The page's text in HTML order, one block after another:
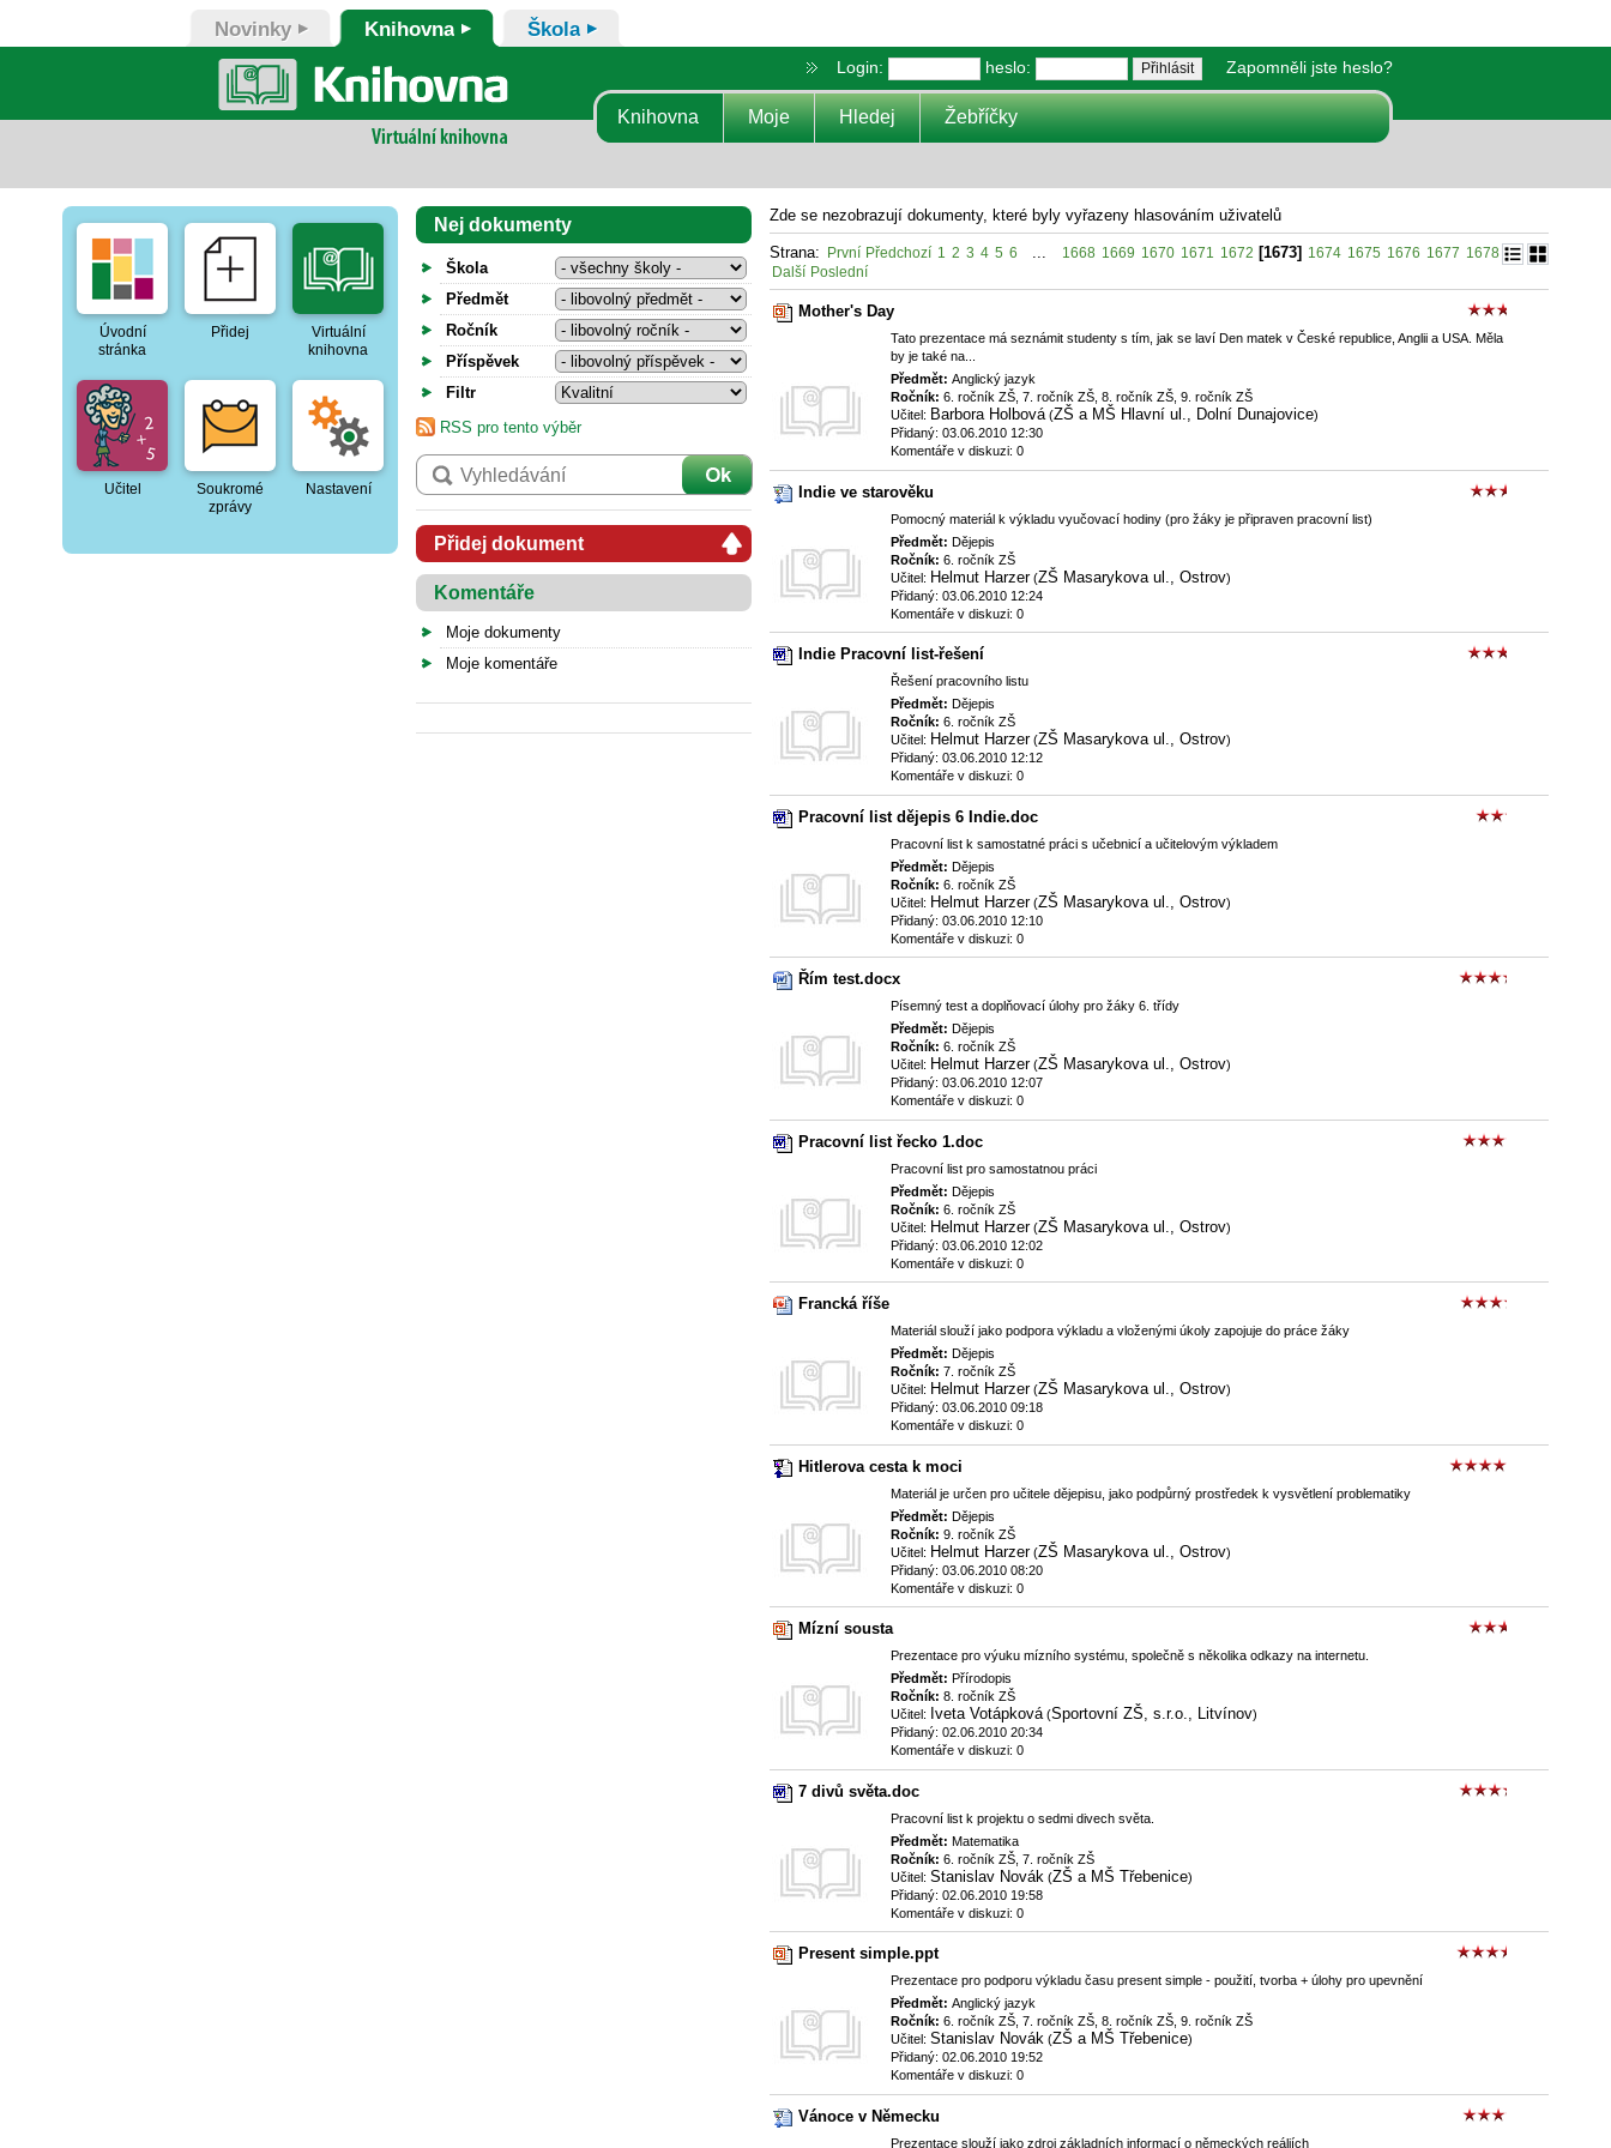
Novinky Knihovna Škola
Login: heslo: Zapomněli jste heslo?
Knihovna Moje Hledej Žebříčky
Úvodní
stránka
Přidej
Virtuální
knihovna
Učitel
Soukromé
zprávy
Nastavení
Nej dokumenty
Škola
Předmět
Ročník
Příspěvek
Filtr
RSS pro tento výběr
Přidej dokument
Komentáře
Moje dokumenty
Moje komentáře
Zde se nezobrazují dokumenty, které byly vyřazeny hlasováním uživatelů
Strana: První Předchozí 1 2 3 4 5 6 1668 1669 1670 1671 1672 [1673] 1674 1675 1676 1677 1678
Další Poslední
Mother's Day
Tato prezentace má seznámit studenty s tím, jak se laví Den matek v České republice, Anglii a USA. Měla
by je také na...
Předmět: Anglický jazyk
Ročník: 6. ročník ZŠ, 7. ročník ZŠ, 8. ročník ZŠ, 9. ročník ZŠ
Učitel: Barbora Holbová (ZŠ a MŠ Hlavní ul., Dolní Dunajovice)
Přidaný: 03.06.2010 12:30
Komentáře v diskuzi: 0
Indie ve starověku
Pomocný materiál k výkladu vyučovací hodiny (pro žáky je připraven pracovní list)
Předmět: Dějepis
Ročník: 6. ročník ZŠ
Učitel: Helmut Harzer(ZŠ Masarykova ul., Ostrov)
Přidaný: 03.06.2010 12:24
Komentáře v diskuzi: 0
Indie Pracovní list-řešení
Řešení pracovního listu
Předmět: Dějepis
Ročník: 6. ročník ZŠ
Učitel: Helmut Harzer(ZŠ Masarykova ul., Ostrov)
Přidaný: 03.06.2010 12:12
Komentáře v diskuzi: 0
Pracovní list dějepis 6 Indie.doc
Pracovní list k samostatné práci s učebnicí a učitelovým výkladem
Předmět: Dějepis
Ročník: 6. ročník ZŠ
Učitel: Helmut Harzer(ZŠ Masarykova ul., Ostrov)
Přidaný: 03.06.2010 12:10
Komentáře v diskuzi: 0
Řím test.docx
Písemný test a doplňovací úlohy pro žáky 6. třídy
Předmět: Dějepis
Ročník: 6. ročník ZŠ
Učitel: Helmut Harzer(ZŠ Masarykova ul., Ostrov)
Přidaný: 03.06.2010 12:07
Komentáře v diskuzi: 0
Pracovní list řecko 1.doc
Pracovní list pro samostatnou práci
Předmět: Dějepis
Ročník: 6. ročník ZŠ
Učitel: Helmut Harzer(ZŠ Masarykova ul., Ostrov)
Přidaný: 03.06.2010 12:02
Komentáře v diskuzi: 0
Francká říše
Materiál slouží jako podpora výkladu a vloženými úkoly zapojuje do práce žáky
Předmět: Dějepis
Ročník: 7. ročník ZŠ
Učitel: Helmut Harzer(ZŠ Masarykova ul., Ostrov)
Přidaný: 03.06.2010 09:18
Komentáře v diskuzi: 0
Hitlerova cesta k moci
Materiál je určen pro učitele dějepisu, jako podpůrný prostředek k vysvětlení problematiky
Předmět: Dějepis
Ročník: 9. ročník ZŠ
Učitel: Helmut Harzer(ZŠ Masarykova ul., Ostrov)
Přidaný: 03.06.2010 08:20
Komentáře v diskuzi: 0
Mízní sousta
Prezentace pro výuku mízního systému, společně s několika odkazy na internetu.
Předmět: Přírodopis
Ročník: 8. ročník ZŠ
Učitel:
Iveta Votápková (Sportovní ZŠ, s.r.o., Litvínov)
Přidaný: 02.06.2010 20:34
Komentáře v diskuzi: 0
7 divů světa.doc
Pracovní list k projektu o sedmi divech světa.
Předmět: Matematika
Ročník: 6. ročník ZŠ, 7. ročník ZŠ
Učitel: Stanislav Novák (ZŠ a MŠ Třebenice)
Přidaný: 02.06.2010 19:58
Komentáře v diskuzi: 0
Present simple.ppt
Prezentace pro podporu výkladu času present simple - použití, tvorba + úlohy pro upevnění
Předmět: Anglický jazyk
Ročník: 6. ročník ZŠ, 7. ročník ZŠ, 8. ročník ZŠ, 9. ročník ZŠ
Učitel: Stanislav Novák (ZŠ a MŠ Třebenice)
Přidaný: 02.06.2010 19:52
Komentáře v diskuzi: 0
Vánoce v Německu
Prezentace slouží jako zdroj základních informací o německých reáliích